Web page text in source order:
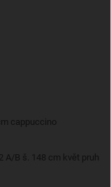
cappuccino
A/B š. 148 cm květ pruh